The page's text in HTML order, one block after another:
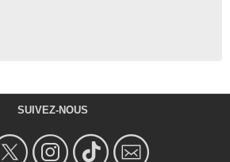
SUIVEZ-NOUS